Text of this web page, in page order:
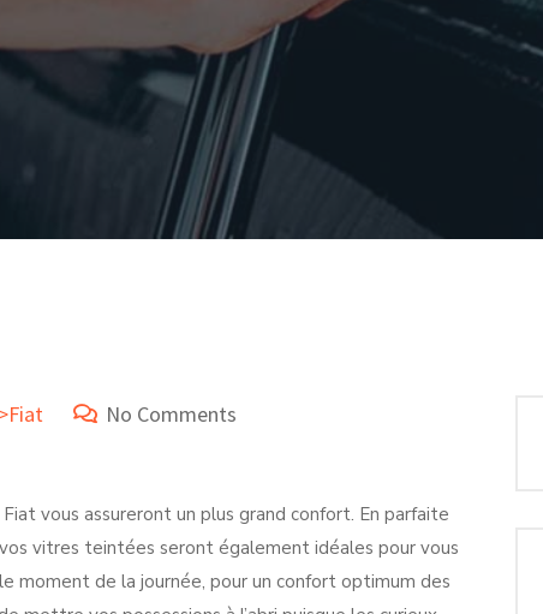
No Comments
vous assureront un plus grand confort. En parfaite
vitres teintées seront également idéales pour vous
moment de la journée, pour un confort optimum des